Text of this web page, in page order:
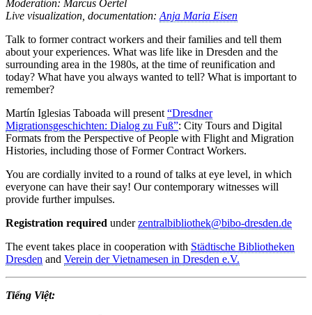
Moderation: Marcus Oertel
Live visualization, documentation: Anja Maria Eisen
Talk to former contract workers and their families and tell them
about your experiences. What was life like in Dresden and the
surrounding area in the 1980s, at the time of reunification and
today? What have you always wanted to tell? What is important to
remember?
Martín Iglesias Taboada will present “Dresdner
Migrationsgeschichten: Dialog zu Fuß”: City Tours and Digital
Formats from the Perspective of People with Flight and Migration
Histories, including those of Former Contract Workers.
You are cordially invited to a round of talks at eye level, in which
everyone can have their say! Our contemporary witnesses will
provide further impulses.
Registration required underzentralbibliothek@bibo-dresden.de
The event takes place in cooperation with Städtische Bibliotheken
Dresden and Verein der Vietnamesen in Dresden e.V.
Tiếng Việt: